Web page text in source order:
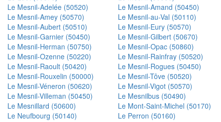
Le Mesnil-Adelée (50520)
Le Mesnil-Amand (50450)
Le Mesnil-Amey (50570)
Le Mesnil-au-Val (50110)
Le Mesnil-Aubert (50510)
Le Mesnil-Eury (50570)
Le Mesnil-Garnier (50450)
Le Mesnil-Gilbert (50670)
Le Mesnil-Herman (50750)
Le Mesnil-Opac (50860)
Le Mesnil-Ozenne (50220)
Le Mesnil-Rainfray (50520)
Le Mesnil-Raoult (50420)
Le Mesnil-Rogues (50450)
Le Mesnil-Rouxelin (50000)
Le Mesnil-Tôve (50520)
Le Mesnil-Véneron (50620)
Le Mesnil-Vigot (50570)
Le Mesnil-Villeman (50450)
Le Mesnilbus (50490)
Le Mesnillard (50600)
Le Mont-Saint-Michel (50170)
Le Neufbourg (50140)
Le Perron (50160)